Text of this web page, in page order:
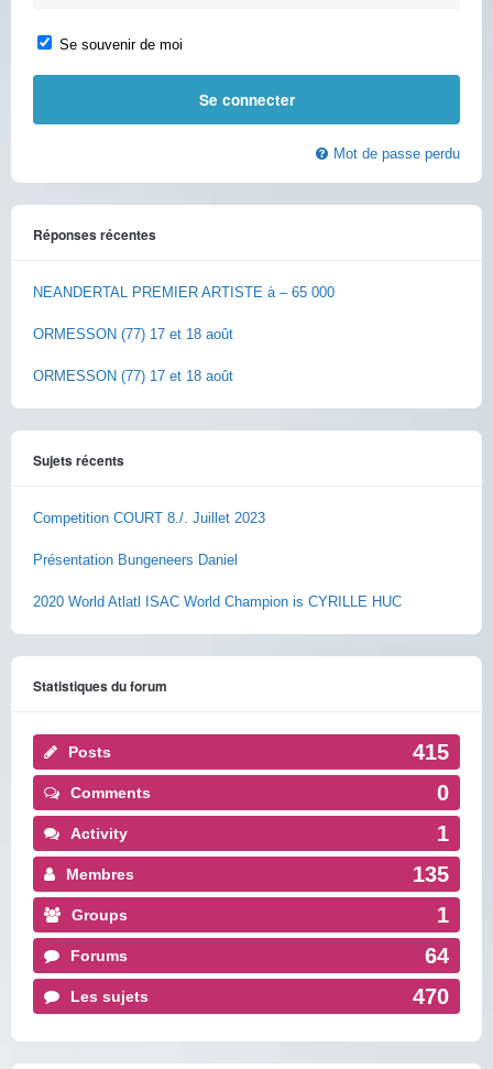
Se souvenir de moi
Mot de passe perdu
Réponses récentes
NEANDERTAL PREMIER ARTISTE à – 65 000
ORMESSON (77) 17 et 18 août
ORMESSON (77) 17 et 18 août
Sujets récents
Competition COURT 8./. Juillet 2023
Présentation Bungeneers Daniel
2020 World Atlatl ISAC World Champion is CYRILLE HUC
Statistiques du forum
Posts 415
Comments 0
Activity 1
Membres 135
Groups 1
Forums 64
Les sujets 470